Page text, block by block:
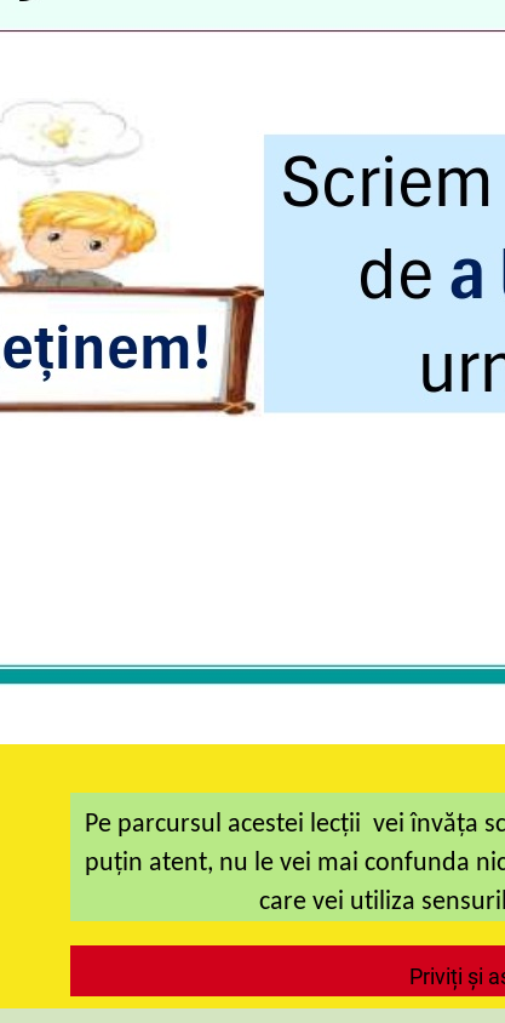
Pe parcursul acestei lecții vei învăța
puțin atent, nu le vei mai confunda
care vei utiliza
Priviți și